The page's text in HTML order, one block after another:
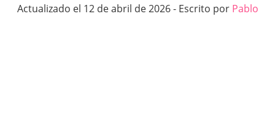
Actualizado el 12 de abril de 2026 - Escrito por Pablo